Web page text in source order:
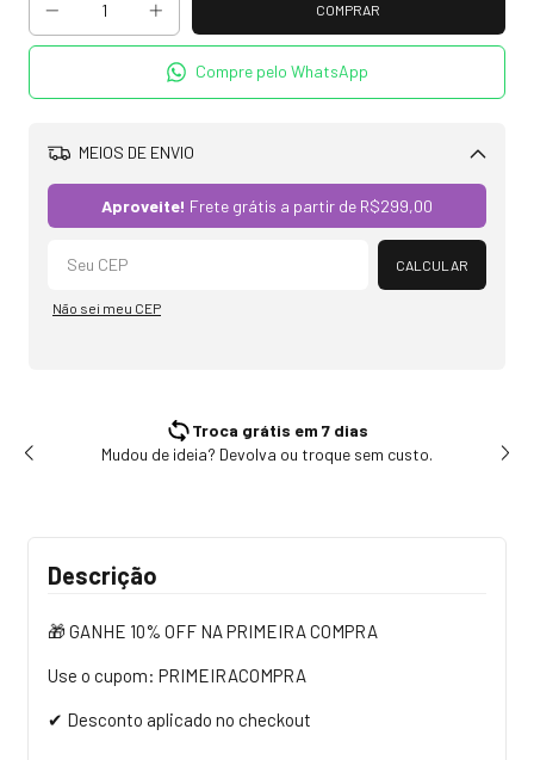
Compre pelo WhatsApp
MEIOS DE ENVIO
Aproveite! Frete grátis a partir de R$299,00
CALCULAR
Não sei meu CEP
Troca grátis em 7 dias
Mudou de ideia? Devolva ou troque sem custo.
Descrição
🎁 GANHE 10% OFF NA PRIMEIRA COMPRA
Use o cupom: PRIMEIRACOMPRA
✔ Desconto aplicado no checkout